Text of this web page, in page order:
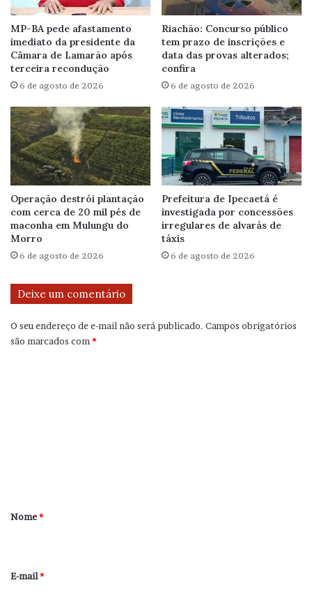
MP-BA pede afastamento
imediato da presidente da
Câmara de Lamarão após
terceira recondução
6 de agosto de 2026
Riachão: Concurso público
tem prazo de inscrições e
data das provas alterados;
confira
6 de agosto de 2026
Operação destrói plantação
com cerca de 20 mil pés de
maconha em Mulungu do
Morro
6 de agosto de 2026
Prefeitura de Ipecaetá é
investigada por concessões
irregulares de alvarás de
táxis
6 de agosto de 2026
Deixe um comentário
O seu endereço de e-mail não será publicado. Campos obrigatórios
são marcados com*
r
*
Nome*
E-mail*